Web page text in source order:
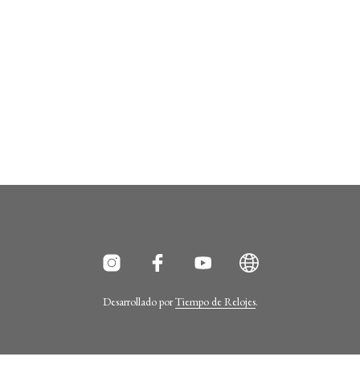
Desarrollado porTiempo de Relojes.